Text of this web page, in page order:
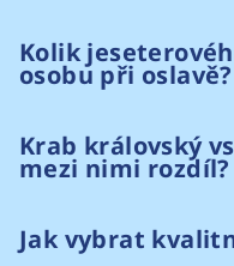
Kolik
osobu při oslavě?
Krab královský
mezi nimi rozdíl?
Jak vybrat